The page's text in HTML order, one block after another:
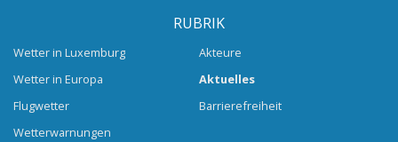
RUBRIK
Wetter in Luxemburg
Wetter in Europa
Flugwetter
Wetterwarnungen
Akteure
Aktuelles
Barrierefreiheit